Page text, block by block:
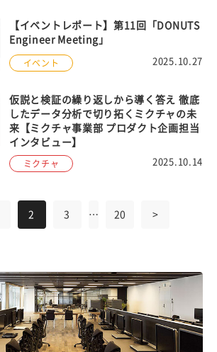
イベント 2025.10.27
【イベントレポート】第11回「DONUTS
Engineer Meeting」
ミクチャ 2025.10.14
仮説と検証の繰り返しから導く答え 徹底
したデータ分析で切り拓くミクチャの未
来【ミクチャ事業部 プロダクト企画担当
インタビュー】
2 3 … 20 >